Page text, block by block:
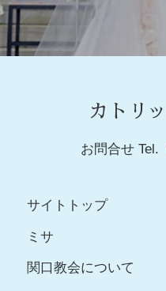
カトリ
お問合せ Tel.
サイトトップ
ミサ
関口教会について